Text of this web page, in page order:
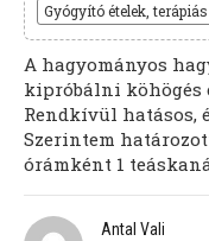
Gyógyító ételek,
A hagyományos
kipróbálni köhögés
Rendkívül hatásos,
Szerintem
órámként 1
Antal Vali